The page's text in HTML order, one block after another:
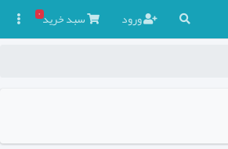
ورود سبدخرید۰